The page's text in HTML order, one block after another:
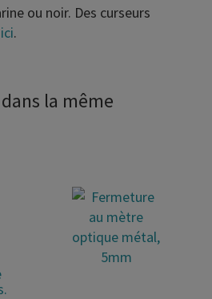
ou noir. Des curseurs
ici.
la même